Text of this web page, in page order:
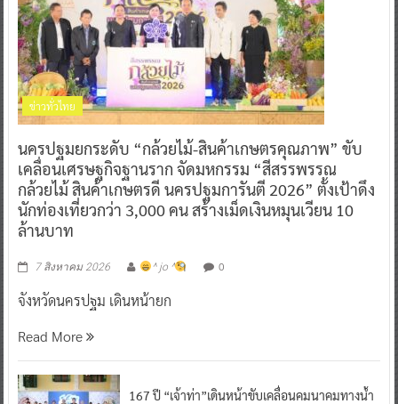
ข่าวทั่วไทย
นครปฐมยกระดับ “กล้วยไม้-สินค้าเกษตรคุณภาพ” ขับ
เคลื่อนเศรษฐกิจฐานราก จัดมหกรรม “สีสรรพรรณ
กล้วยไม้ สินค้าเกษตรดี นครปฐมการันตี 2026” ตั้งเป้าดึง
นักท่องเที่ยวกว่า 3,000 คน สร้างเม็ดเงินหมุนเวียน 10
ล้านบาท
7 สิงหาคม 2026 ^ jo ^ 0
จังหวัดนครปฐม เดินหน้ายก
Read More
167 ปี “เจ้าท่า”เดินหน้าขับเคลื่อนคมนาคมทางน้ำ